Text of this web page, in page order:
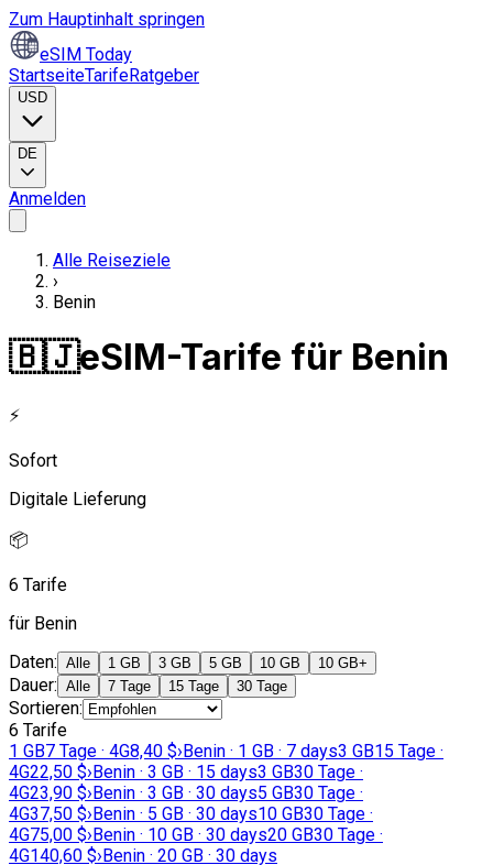
Zum Hauptinhalt springen
eSIM Today
StartseiteTarifeRatgeber
USD
DE
Anmelden
Alle Reiseziele
›
Benin
🇧🇯eSIM-Tarife für Benin
⚡
Sofort
Digitale Lieferung
📦
6 Tarife
für Benin
Daten: Alle 1 GB 3 GB 5 GB 10 GB 10 GB+
Dauer: Alle 7 Tage 15 Tage 30 Tage
Sortieren:
6 Tarife
1 GB7 Tage · 4G8,40 $›Benin · 1 GB · 7 days3 GB15 Tage ·
4G22,50 $›Benin · 3 GB · 15 days3 GB30 Tage ·
4G23,90 $›Benin · 3 GB · 30 days5 GB30 Tage ·
4G37,50 $›Benin · 5 GB · 30 days10 GB30 Tage ·
4G75,00 $›Benin · 10 GB · 30 days20 GB30 Tage ·
4G140,60 $›Benin · 20 GB · 30 days